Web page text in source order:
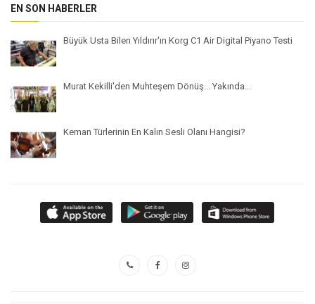
EN SON HABERLER
Büyük Usta Bilen Yıldırır'ın Korg C1 Air Digital Piyano Testi
Murat Kekilli'den Muhteşem Dönüş... Yakında...
Keman Türlerinin En Kalın Sesli Olanı Hangisi?